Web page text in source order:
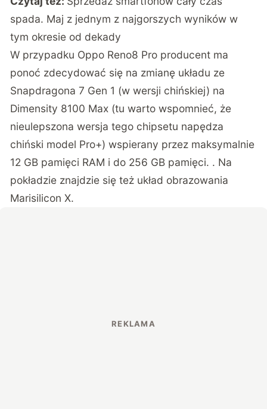
spada. Maj z jednym z najgorszych wyników w
tym okresie od dekady
W przypadku Oppo Reno8 Pro producent ma
ponoć zdecydować się na zmianę układu ze
Snapdragona 7 Gen 1 (w wersji chińskiej) na
Dimensity 8100 Max (tu warto wspomnieć, że
nieulepszona wersja tego chipsetu napędza
chiński model Pro+) wspierany przez maksymalnie
12 GB pamięci RAM i do 256 GB pamięci. . Na
pokładzie znajdzie się też układ obrazowania
Marisilicon X.